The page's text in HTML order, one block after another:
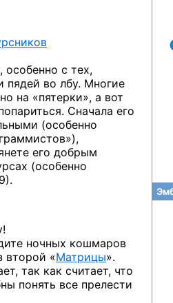
особенно с тех,
пядей во лбу. Многие
на «пятерки», а вот
Сначала его
(особенно
его добрым
(особенно
ночных кошмаров
второй «Матрицы».
так как считает, что
понять все прелести